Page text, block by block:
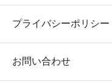
プライバシーポリシー
お問い合わせ